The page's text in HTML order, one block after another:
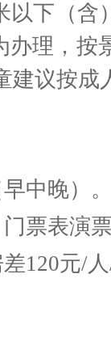
以下（含
办理，按
建议按成
中晚）
票表演
120元/